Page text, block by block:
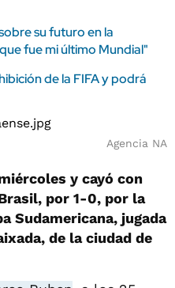
su futuro en la
fue mi último Mundial"
de la FIFA y podrá
Agencia NA
y cayó con
por 1-0, por la
Sudamericana, jugada
de la ciudad de